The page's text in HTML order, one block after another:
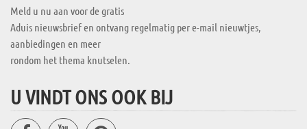
Meld u nu aan voor de gratis
Aduis nieuwsbrief en ontvang regelmatig per e-mail nieuwtjes,
aanbiedingen en meer
rondom het thema knutselen.
U VINDT ONS OOK BIJ